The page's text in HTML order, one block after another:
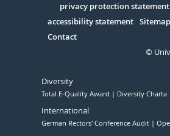
Serivce
privacy protection statement
accessibility statement Sitemap
Contact
©
Diversity
Total E-Quality Award Diversity Charta
International
German Rectors' Conference Audit